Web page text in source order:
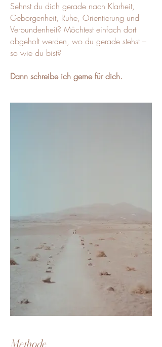
Sehnst du dich gerade nach Klarheit,
Geborgenheit, Ruhe, Orientierung und
Verbundenheit? Möchtest einfach dort
abgeholt werden, wo du gerade stehst –
so wie du bist?
Dann schreibe ich gerne für dich.
Methode